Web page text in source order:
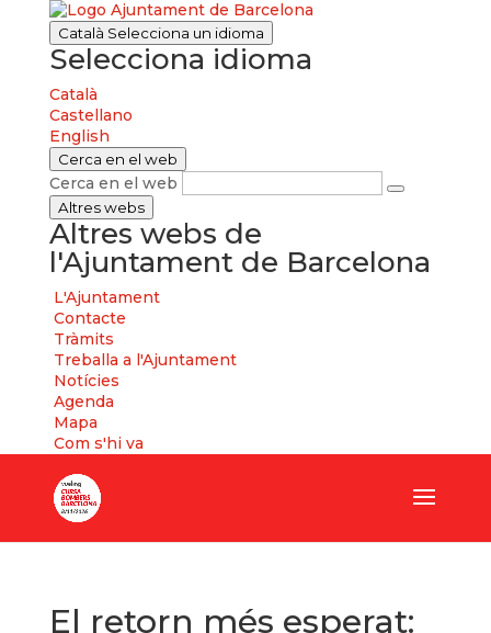
Català Selecciona un idioma
Selecciona idioma
Català
Castellano
English
Cerca en el web
Cerca en el web
Altres webs
Altres webs de
l'Ajuntament de Barcelona
L'Ajuntament
Contacte
Tràmits
Treballa a l'Ajuntament
Notícies
Agenda
Mapa
Com s'hi va
El retorn més esperat: